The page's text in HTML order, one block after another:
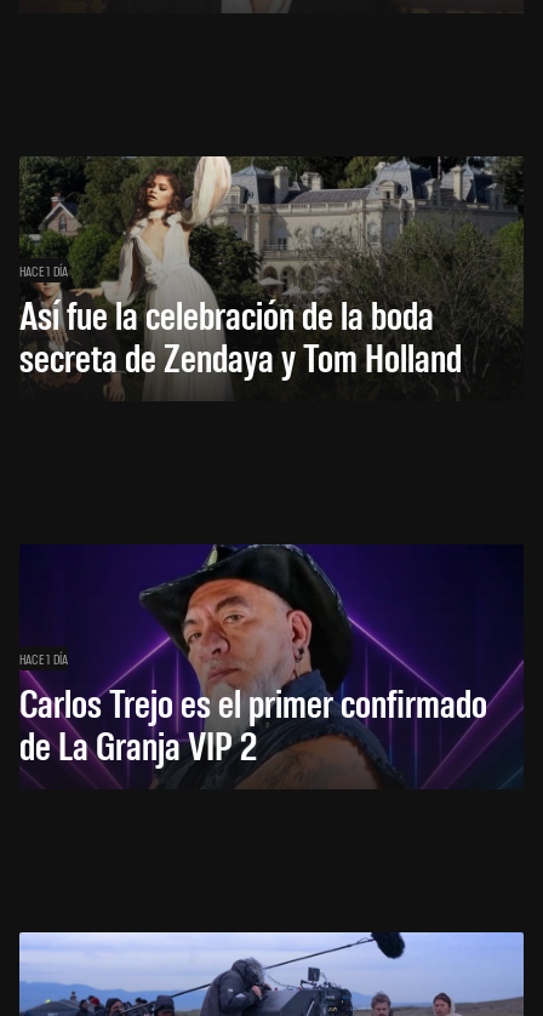
HACE 1 DÍA
Así fue la celebración de la boda
secreta de Zendaya y Tom Holland
HACE 1 DÍA
Carlos Trejo es el primer confirmado
de La Granja VIP 2